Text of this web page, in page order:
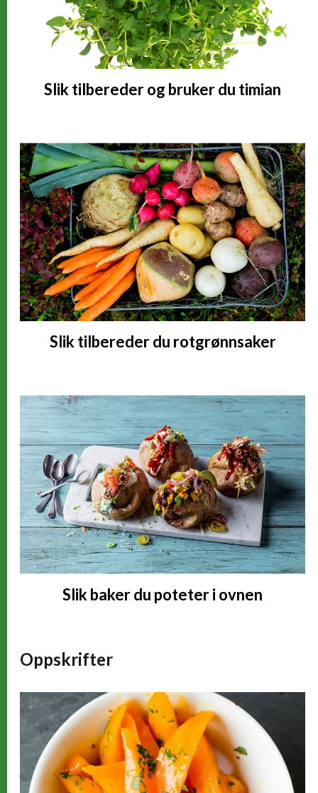
Slik tilbereder og bruker du timian
Slik tilbereder du rotgrønnsaker
Slik baker du poteter i ovnen
Oppskrifter